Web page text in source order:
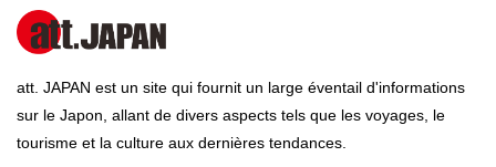
att. JAPAN est un site qui fournit un large éventail d'informations
sur le Japon, allant de divers aspects tels que les voyages, le
tourisme et la culture aux dernières tendances.